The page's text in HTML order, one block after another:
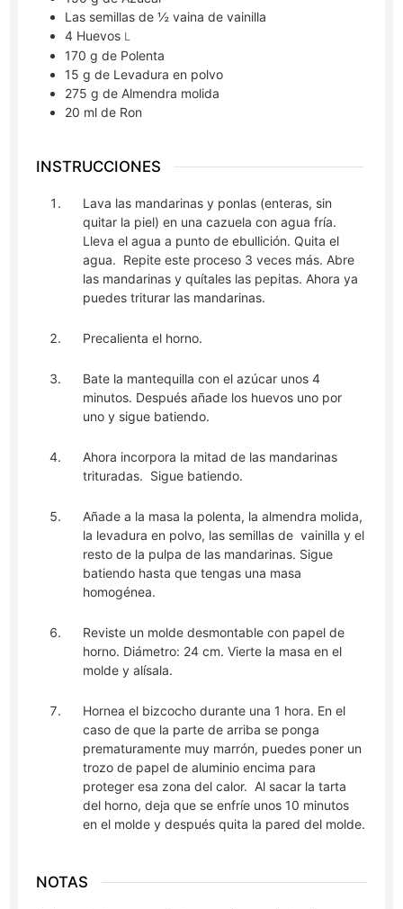
Las semillas de ½ vaina de vainilla
4 Huevos L
170 g de Polenta
15 g de Levadura en polvo
275 g de Almendra molida
20 ml de Ron
INSTRUCCIONES
Lava las mandarinas y ponlas (enteras, sin
quitar la piel) en una cazuela con agua fría.
Lleva el agua a punto de ebullición. Quita el
agua. Repite este proceso 3 veces más. Abre
las mandarinas y quítales las pepitas. Ahora ya
puedes triturar las mandarinas.
Precalienta el horno.
Bate la mantequilla con el azúcar unos 4
minutos. Después añade los huevos uno por
uno y sigue batiendo.
Ahora incorpora la mitad de las mandarinas
trituradas. Sigue batiendo.
Añade a la masa la polenta, la almendra molida,
la levadura en polvo, las semillas de vainilla y el
resto de la pulpa de las mandarinas. Sigue
batiendo hasta que tengas una masa
homogénea.
Reviste un molde desmontable con papel de
horno. Diámetro: 24 cm. Vierte la masa en el
molde y alísala.
Hornea el bizcocho durante una 1 hora. En el
caso de que la parte de arriba se ponga
prematuramente muy marrón, puedes poner un
trozo de papel de aluminio encima para
proteger esa zona del calor. Al sacar la tarta
del horno, deja que se enfríe unos 10 minutos
en el molde y después quita la pared del molde.
NOTAS